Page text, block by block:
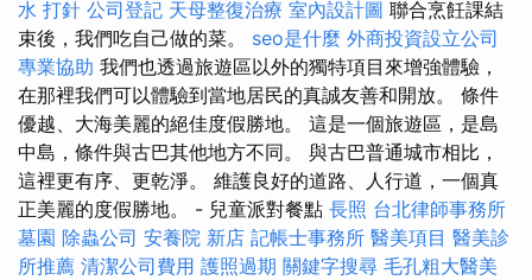
水 打針 公司登記 天母整復治療 室內設計圖 聯合烹飪課結
束後，我們吃自己做的菜。 seo是什麼 外商投資設立公司
專業協助 我們也透過旅遊區以外的獨特項目來增強體驗，
在那裡我們可以體驗到當地居民的真誠友善和開放。 條件
優越、大海美麗的絕佳度假勝地。 這是一個旅遊區，是島
中島，條件與古巴其他地方不同。 與古巴普通城市相比，
這裡更有序、更乾淨。 維護良好的道路、人行道，一個真
正美麗的度假勝地。 - 兒童派對餐點 長照 台北律師事務所
墓園 除蟲公司 安養院 新店 記帳士事務所 醫美項目 醫美診
所推薦 清潔公司費用 護照過期 關鍵字搜尋 毛孔粗大醫美